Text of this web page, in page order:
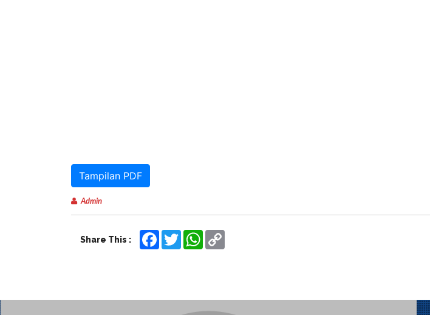
Tampilan PDF
Admin
Share This : Facebook
TwitterWhatsApp